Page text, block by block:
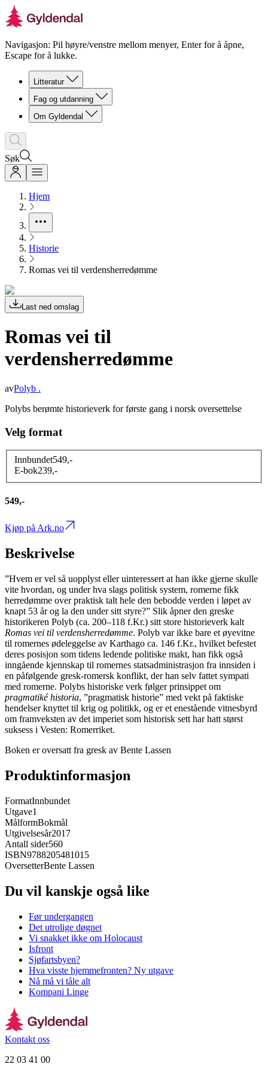
Navigasjon: Pil høyre/venstre mellom menyer, Enter for å åpne,
Escape for å lukke.
Litteratur
Fag og utdanning
Om Gyldendal
Søk
Hjem
Historie
Romas vei til verdensherredømme
Last ned omslag
Romas vei til
verdensherredømme
avPolyb .
Polybs berømte historieverk for første gang i norsk oversettelse
Velg format
Innbundet549,-
E-bok239,-
549,-
Kjøp på Ark.no
Beskrivelse
”Hvem er vel så uopplyst eller uinteressert at han ikke gjerne skulle
vite hvordan, og under hva slags politisk system, romerne fikk
herredømme over praktisk talt hele den bebodde verden i løpet av
knapt 53 år og la den under sitt styre?” Slik åpner den greske
historikeren Polyb (ca. 200–118 f.Kr.) sitt store historieverk kalt
Romas vei til verdensherredømme. Polyb var ikke bare et øyevitne
til romernes ødeleggelse av Karthago ca. 146 f.Kr., hvilket befestet
deres posisjon som tidens ledende politiske makt, han fikk også
inngående kjennskap til romernes statsadministrasjon fra innsiden i
en påfølgende gresk-romersk konflikt, der han selv fattet sympati
med romerne. Polybs historiske verk følger prinsippet om
pragmatiké historia, ”pragmatisk historie” med vekt på faktiske
hendelser knyttet til krig og politikk, og er et enestående vitnesbyrd
om framveksten av det imperiet som historisk sett har hatt størst
suksess i Vesten: Romerriket.
Boken er oversatt fra gresk av Bente Lassen
Produktinformasjon
FormatInnbundet
Utgave1
MålformBokmål
Utgivelsesår2017
Antall sider560
ISBN9788205481015
OversetterBente Lassen
Du vil kanskje også like
Før undergangen
Det utrolige døgnet
Vi snakket ikke om Holocaust
Isfront
Sjøfartsbyen?
Hva visste hjemmefronten? Ny utgave
Nå må vi tåle alt
Kompani Linge
Kontakt oss
22 03 41 00